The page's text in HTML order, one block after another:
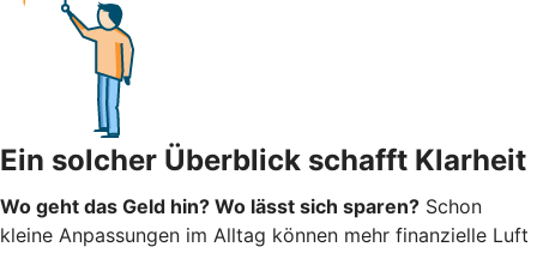
Ein solcher Überblick schafft Klarheit
Wo geht das Geld hin? Wo lässt sich sparen? Schon
kleine Anpassungen im Alltag können mehr finanzielle Luft